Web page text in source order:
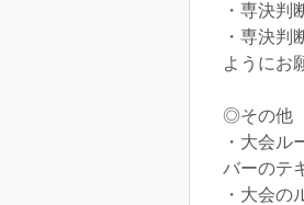
・専決判
・専決
ようにお
◎その他
・大会
バーのテ
・大会